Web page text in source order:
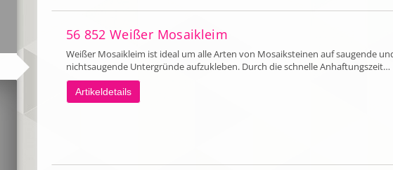
56 852 Weißer Mosaikleim
Weißer Mosaikleim ist ideal um alle Arten von Mosaiksteinen auf saugende
nichtsaugende Untergründe aufzukleben. Durch die schnelle Anhaftungszeit…
Artikeldetails